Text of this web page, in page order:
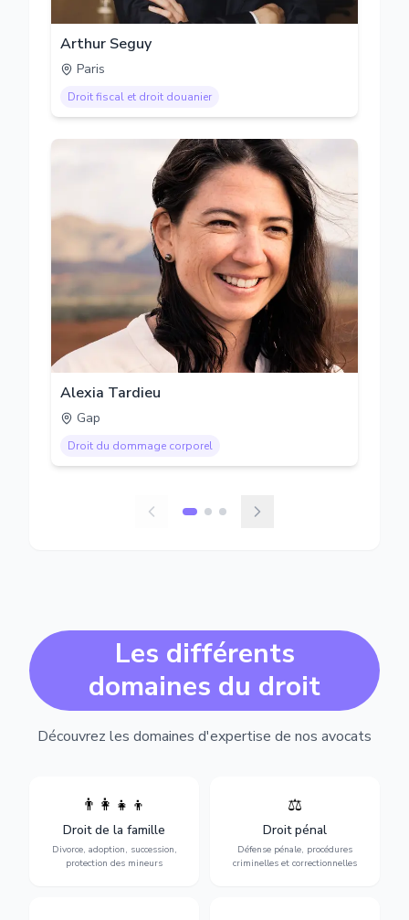
Arthur Seguy
Paris
Droit fiscal et droit douanier
Alexia Tardieu
Gap
Droit du dommage corporel
Les différents
domaines du droit
Découvrez les domaines d'expertise de nos avocats
👨‍👩‍👧‍👦
Droit de la famille
Divorce, adoption, succession,
protection des mineurs
Divorce, garde d'enfants,
adoption, succession et
protection des personnes
vulnérables.
⚖️
Droit pénal
Défense pénale, procédures
criminelles et correctionnelles
Expertise en matière pénale,
vue jusqu'au procès, pour
toute affaire correctionnelle
ou criminelle.